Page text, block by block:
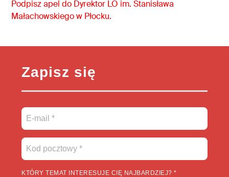
Podpisz apel do Dyrektor LO im. Stanisława
Małachowskiego w Płocku.
Zapisz się
KTÓRY TEMAT INTERESUJE CIĘ NAJBARDZIEJ? *